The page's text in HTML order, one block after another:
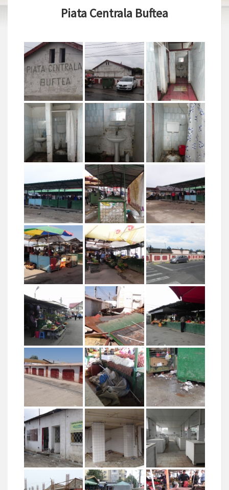
Piata Centrala Buftea